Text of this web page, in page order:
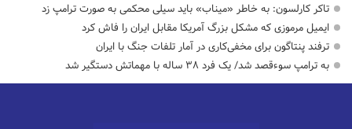
تاکر کارلسون: به خاطر «میناب» باید سیلی محکمی به صورت ترامپ زد
ایمیل مرموزی که مشکل بزرگ آمریکا مقابل ایران را فاش کرد
ترفند پنتاگون برای مخفی‌کاری در آمار تلفات جنگ با ایران
به ترامپ سوءقصد شد/ یک فرد ۳۸ ساله با مهماتش دستگیر شد